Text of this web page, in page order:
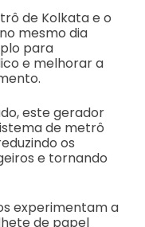
de Kolkata e o
mesmo dia
para
e melhorar a
este gerador
de metrô
os
e tornando
experimentam a
de papel